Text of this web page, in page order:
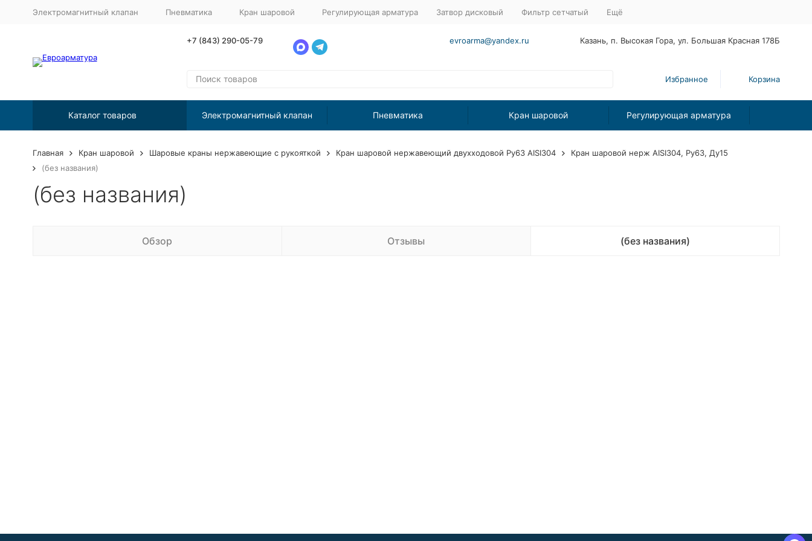
Электромагнитный клапан Пневматика Кран шаровой Регулирующая арматура Затвор дисковый Фильтр сетчатый Ещё
+7 (843) 290-05-79 evroarma@yandex.ru Казань, п. Высокая Гора, ул. Большая Красная 178Б
Избранное Корзина
Каталог товаров Электромагнитный клапан Пневматика Кран шаровой Регулирующая арматура
Главная Кран шаровой Шаровые краны нержавеющие с рукояткой Кран шаровой нержавеющий двухходовой Ру63 AISI304
Кран шаровой нерж AISI304, Ру63, Ду15
(без названия)
(без названия)
Обзор Отзывы (без названия)